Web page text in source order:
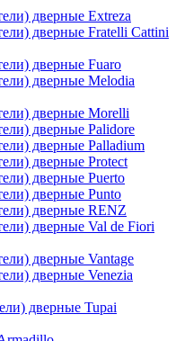
дверные Extreza
дверные Fratelli Cattini
дверные Fuaro
дверные Melodia
дверные Morelli
дверные Palidore
дверные Palladium
дверные Protect
дверные Puerto
дверные Punto
дверные RENZ
дверные Val de Fiori
дверные Vantage
дверные Venezia
дверные Tupai